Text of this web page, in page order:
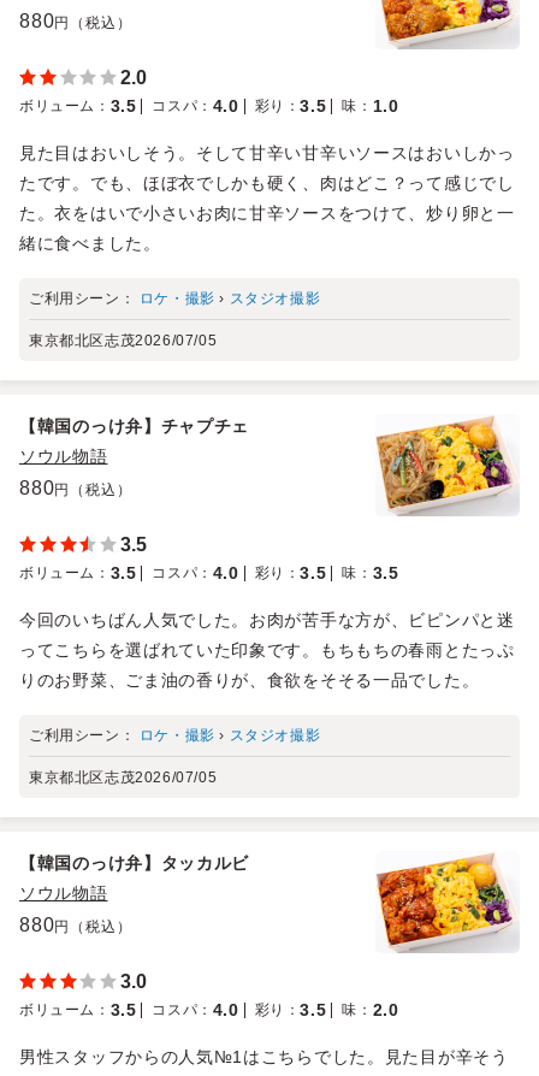
880円（税込）
2.0
ボリューム ： 3.5 コスパ ： 4.0 彩り ：3.5 味 ： 1.0
見た目はおいしそう。そして甘辛い甘辛いソースはおいしかっ
たです。でも、ほぼ衣でしかも硬く、肉はどこ？って感じでし
た。衣をはいで小さいお肉に甘辛ソースをつけて、炒り卵と一
緒に食べました。
ご利用シーン： ロケ・撮影 › スタジオ撮影
東京都北区志茂2026/07/05
【韓国のっけ弁】チャプチェ
ソウル物語
880円（税込）
3.5
ボリューム ： 3.5 コスパ ： 4.0 彩り ：3.5 味 ： 3.5
今回のいちばん人気でした。お肉が苦手な方が、ビピンパと迷
ってこちらを選ばれていた印象です。もちもちの春雨とたっぷ
りのお野菜、ごま油の香りが、食欲をそそる一品でした。
ご利用シーン： ロケ・撮影 › スタジオ撮影
東京都北区志茂2026/07/05
【韓国のっけ弁】タッカルビ
ソウル物語
880円（税込）
3.0
ボリューム ： 3.5 コスパ ： 4.0 彩り ：3.5 味 ： 2.0
男性スタッフからの人気№1はこちらでした。見た目が辛そう